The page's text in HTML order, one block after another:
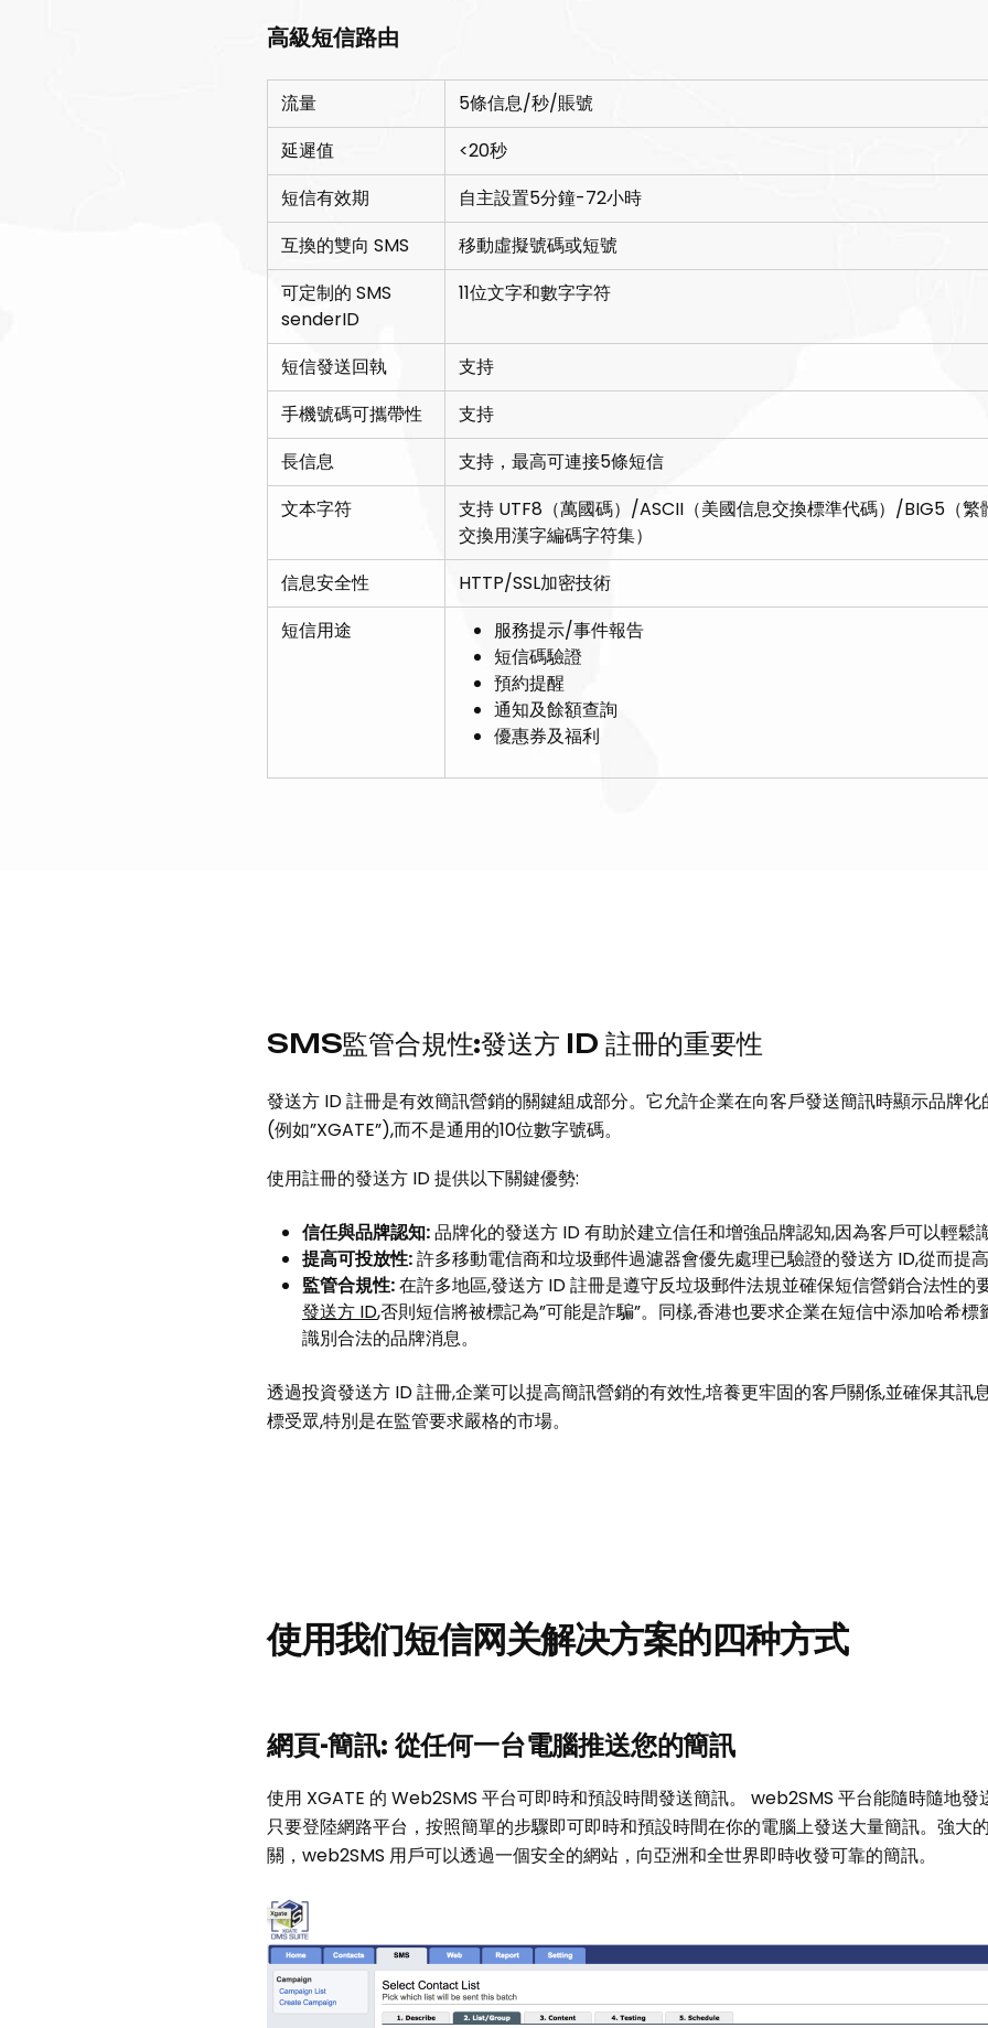
高級短信路由
流量
5條信息/秒/賬號
延遲值
<20秒
短信有效期
自主設置5分鐘-72小時
互換的雙向 SMS
移動虛擬號碼或短號
可定制的 SMS
senderID
11位文字和數字字符
短信發送回執
支持
手機號碼可攜帶性
支持
長信息
支持，最高可連接5條短信
文本字符
支持 UTF8（萬國碼）/ASCII（美國信息交換標準代碼）/BIG5（繁
交換用漢字編碼字符集）
信息安全性
HTTP/SSL加密技術
短信用途
服務提示/事件報告
短信碼驗證
預約提醒
通知及餘額查詢
優惠券及福利
SMS監管合規性:發送方 ID 註冊的重要性
發送方 ID 註冊是有效簡訊營銷的關鍵組成部分。它允許企業在向客戶發送簡訊時顯示品牌
(例如”XGATE”),而不是通用的10位數字號碼。
使用註冊的發送方 ID 提供以下關鍵優勢:
信任與品牌認知:品牌化的發送方 ID 有助於建立信任和增強品牌認知,因為客戶可以輕鬆
提高可投放性:許多移動電信商和垃圾郵件過濾器會優先處理已驗證的發送方 ID,從而提
監管合規性:在許多地區,發送方 ID 註冊是遵守反垃圾郵件法規並確保短信營銷合法性的
發送方 ID,否則短信將被標記為”可能是詐騙”。同樣,香港也要求企業在短信中添加哈希
識別合法的品牌消息。
透過投資發送方 ID 註冊,企業可以提高簡訊營銷的有效性,培養更牢固的客戶關係,並確保其訊
標受眾,特別是在監管要求嚴格的市場。
使用我们短信网关解决方案的四种方式
網頁-簡訊: 從任何一台電腦推送您的簡訊
使用 XGATE 的 Web2SMS 平台可即時和預設時間發送簡訊。 web2SMS 平台能隨時隨地發
只要登陸網路平台，按照簡單的步驟即可即時和預設時間在你的電腦上發送大量簡訊。強大
關，web2SMS 用戶可以透過一個安全的網站，向亞洲和全世界即時收發可靠的簡訊。